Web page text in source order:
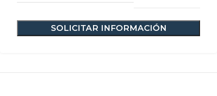
SOLICITAR INFORMACIÓN